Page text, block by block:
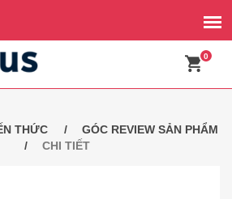
0
THỨC
GÓC REVIEW SẢN PHẨM
CHI TIẾT